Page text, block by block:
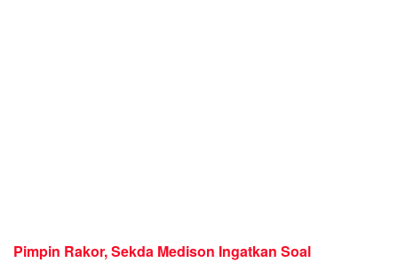
Pimpin Rakor, Sekda Medison Ingatkan Soal